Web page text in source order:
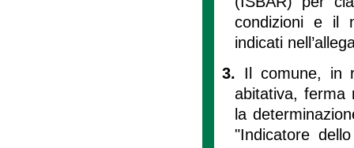
condizioni e il
indicati
3. Il comune, in
abitativa, ferma
la
"Indicatore